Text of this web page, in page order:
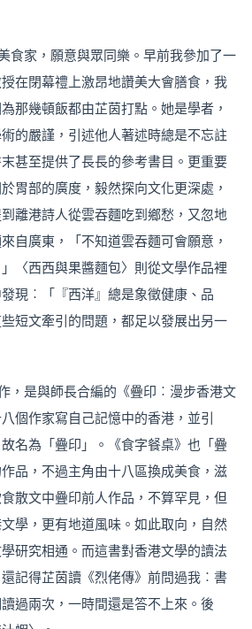
食家，願意與眾同樂。早前我參加了一
在閉幕禮上激昂地讚美大會膳食，我
那幾頓飯都由芷茵打點。她是學者，
的嚴謹，引述他人著述時總是不忘註
甚至提供了長長的參考書目。更重要
胃部的廣度，毅然探向文化更深處，
離港詩人從雲吞麵吃到鄉愁，又忽地
自廣東，「不知道雲吞麵可會願意，
〈西西與果醬麵包〉則從文學作品裡
現︰「『西洋』總是象徵健康、品
短文牽引的問題，都足以發展出另一
，是與師長合編的《疊印︰漫步香港文
個作家寫自己記憶中的香港，並引
名為「疊印」。《食字餐桌》也「疊
品，不過主角由十八區換成美食，滋
散文中疊印前人作品，不算罕見，但
學，更有地道風味。如此取向，自然
研究相通。而這書對香港文學的讀法
記得芷茵讀《烈佬傳》前問過我︰書
過兩次，一時間還是答不上來。後